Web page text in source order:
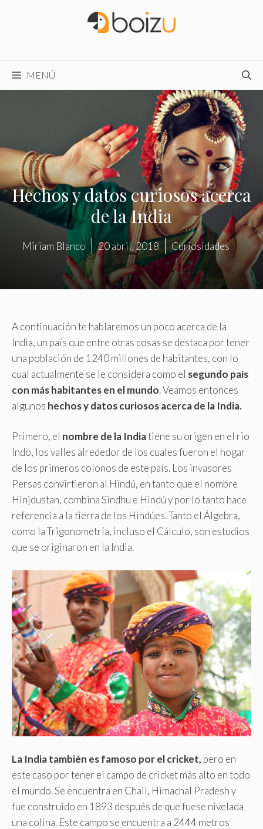
MENÚ
Hechos y datos curiosos acerca
de la India
Miriam Blanco 20 abril, 2018 Curiosidades
A continuación te hablaremos un poco acerca de la
India, un país que entre otras cosas se destaca por tener
una población de 1240 millones de habitantes, con lo
cual actualmente se le considera como el segundo país
con más habitantes en el mundo. Veamos entonces
algunos hechos y datos curiosos acerca de la India.
Primero, el nombre de la Indiatiene su origen en el rio
Indo, los valles alrededor de los cuales fueron el hogar
de los primeros colonos de este país. Los invasores
Persas convirtieron al Hindú, en tanto que el nombre
Hinjdustan, combina Sindhu e Hindú y por lo tanto hace
referencia a la tierra de los Hindúes. Tanto el Álgebra,
como la Trigonometría, incluso el Cálculo, son estudios
que se originaron en la India.
La India también es famoso por el cricket, pero en
este caso por tener el campo de cricket más alto en todo
el mundo. Se encuentra en Chail, Himachal Pradesh y
fue construido en 1893 después de que fuese nivelada
una colina. Este campo se encuentra a 2444 metros